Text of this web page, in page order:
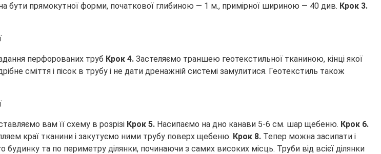
бути прямокутної форми, початкової глибиною — 1 м., примірної шириною — 40 див. Крок 3.
перфорованих труб Крок 4. Застеляємо траншею геотекстильної тканиною, кінці якої
сміття і пісок в трубу і не дати дренажній системі замулитися. Геотекстиль також
вам її схему в розрізі Крок 5. Насипаємо на дно канави 5-6 см. шар щебеню. Крок 6.
краї тканини і закутуємо ними трубу поверх щебеню. Крок 8. Тепер можна засипати і
та по периметру ділянки, починаючи з самих високих місць. Труби від всієї ділянки